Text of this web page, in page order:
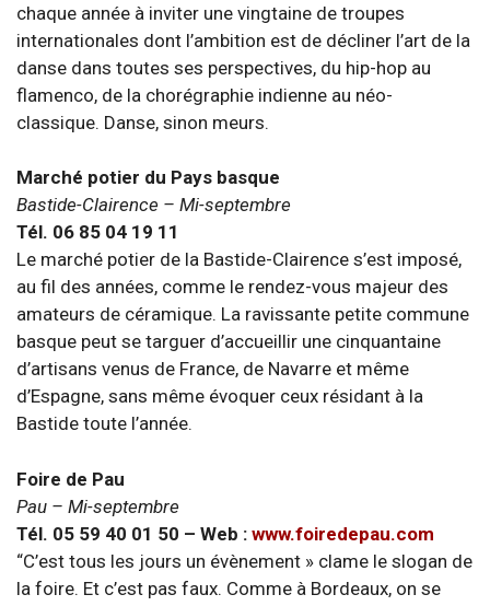
chaque année à inviter une vingtaine de troupes
internationales dont l’ambition est de décliner l’art de la
danse dans toutes ses perspectives, du hip-hop au
flamenco, de la chorégraphie indienne au néo-
classique. Danse, sinon meurs.
Marché potier du Pays basque
Bastide-Clairence – Mi-septembre
Tél. 06 85 04 19 11
Le marché potier de la Bastide-Clairence s’est imposé,
au fil des années, comme le rendez-vous majeur des
amateurs de céramique. La ravissante petite commune
basque peut se targuer d’accueillir une cinquantaine
d’artisans venus de France, de Navarre et même
d’Espagne, sans même évoquer ceux résidant à la
Bastide toute l’année.
Foire de Pau
Pau – Mi-septembre
Tél. 05 59 40 01 50 – Web : www.foiredepau.com
“C’est tous les jours un évènement » clame le slogan de
la foire. Et c’est pas faux. Comme à Bordeaux, on se